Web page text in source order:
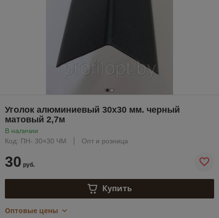
Уголок алюминиевый 30х30 мм. черный
матовый 2,7м
В наличии
Код: ПН- 30×30 ЧМ
Опт и розница
30 руб.
Купить
Оптовые цены